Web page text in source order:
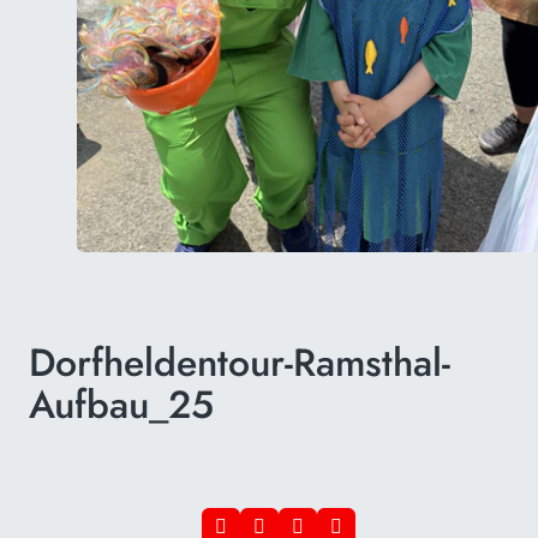
Dorfheldentour-Ramsthal-
Aufbau_25